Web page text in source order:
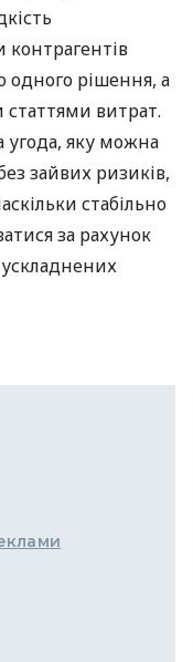
контрагентів
одного рішення, а
витрат.
угода, яку можна
зайвих ризиків,
стабільно
за рахунок